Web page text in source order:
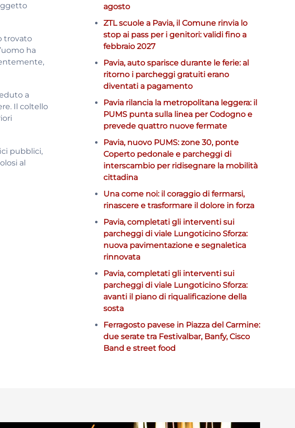
trovato
ha
a
Il coltello
pubblici,
al
agosto
ZTL scuole a Pavia, il Comune rinvia lo
stop ai pass per i genitori: validi fino a
febbraio 2027
Pavia, auto sparisce durante le ferie: al
ritorno i parcheggi gratuiti erano
diventati a pagamento
Pavia rilancia la metropolitana leggera: il
PUMS punta sulla linea per Codogno e
prevede quattro nuove fermate
Pavia, nuovo PUMS: zone 30, ponte
Coperto pedonale e parcheggi di
interscambio per ridisegnare la mobilità
cittadina
Una come noi: il coraggio di fermarsi,
rinascere e trasformare il dolore in forza
Pavia, completati gli interventi sui
parcheggi di viale Lungoticino Sforza:
nuova pavimentazione e segnaletica
rinnovata
Pavia, completati gli interventi sui
parcheggi di viale Lungoticino Sforza:
avanti il piano di riqualificazione della
sosta
Ferragosto pavese in Piazza del Carmine:
due serate tra Festivalbar, Banfy, Cisco
Band e street food